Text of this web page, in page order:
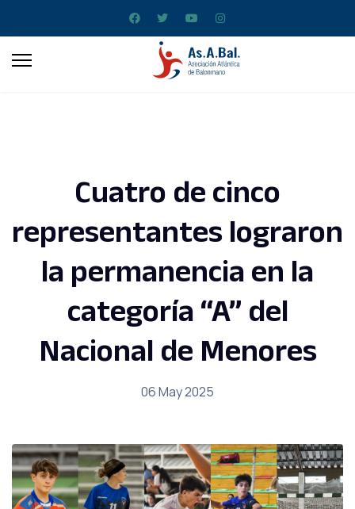
Cuatro de cinco
representantes lograron
la permanencia en la
categoría “A” del
Nacional de Menores
06 May 2025